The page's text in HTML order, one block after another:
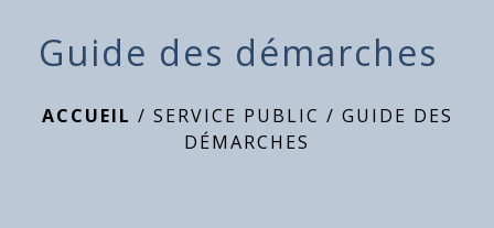
Guide des démarches
ACCUEIL / SERVICE PUBLIC / GUIDE DES
DÉMARCHES